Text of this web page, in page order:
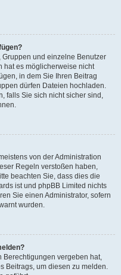
und einzelne Benutzer
hat es möglicherweise nicht
in dem Sie Ihren Beitrag
dürfen Dateien hochladen.
falls Sie sich nicht sicher sind,
von der Administration
Regeln verstoßen haben,
beachten Sie, dass dies die
ist und phpBB Limited nichts
Sie einen Administrator, sofern
wurden.
Berechtigungen vergeben hat,
Beitrags, um diesen zu melden.